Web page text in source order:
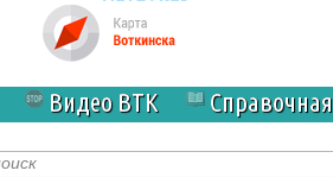
Видео ВТК Справочная